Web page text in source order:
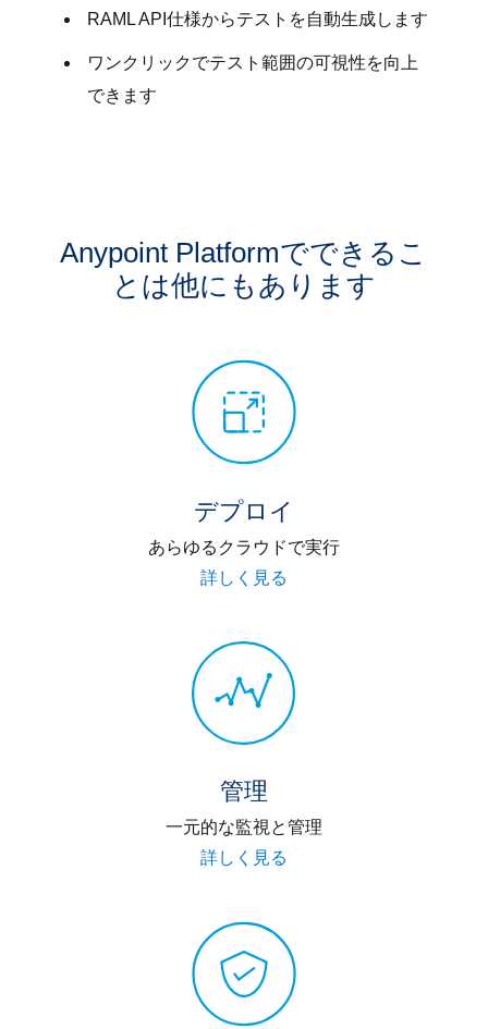
RAML API仕様からテストを自動生成します
ワンクリックでテスト範囲の可視性を向上
できます
Anypoint Platformでできるこ
とは他にもあります
デプロイ
あらゆるクラウドで実行
詳しく見る
管理
一元的な監視と管理
詳しく見る